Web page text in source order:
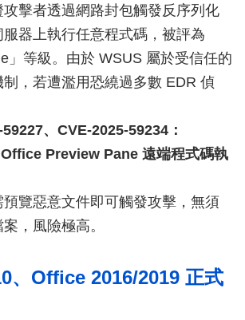
攻擊者透過網路封包觸發反序列化
器上執行任意程式碼，被評為
」等級。由於 WSUS 屬於受信任的
制，若遭濫用恐繞過多數 EDR 偵
、CVE-2025-59234：
Preview Pane 遠端程式碼執
覽惡意文件即可觸發攻擊，無須
，風險極高。
、Office 2016/2019 正式